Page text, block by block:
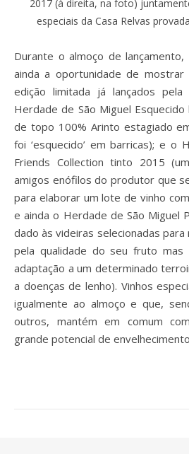
2017 (à direita, na foto)
especiais da Casa Relvas
Durante o almoço de
ainda a oportunidade de mostrar
edição limitada já lançados pela
Herdade de São Miguel
de topo 100% Arinto estagiado
foi ‘esquecido’ em barricas); e o
Friends Collection tinto 2015
amigos enófilos do produtor que
para elaborar um lote de vinho
e ainda o Herdade de São Miguel
dado às videiras selecionadas
pela qualidade do seu fruto mas
adaptação a um determinado
a doenças de lenho). Vinhos
igualmente ao almoço e que,
outros, mantém em comum
grande potencial de